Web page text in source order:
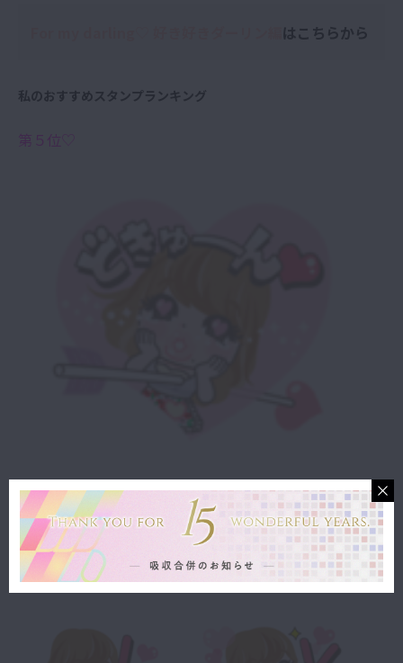
はこちらから
私のおすすめスタンプランキング
第５位♡
嬉しい時はこちら
どきゅーんってきたら相手も嬉しいはず♡
第４位♡